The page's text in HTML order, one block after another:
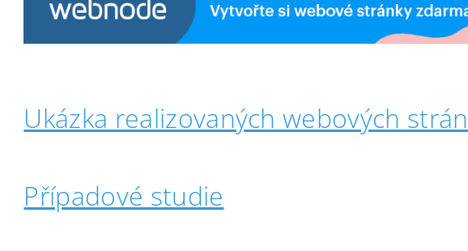
Ukázka realizovaných webových
Případové studie